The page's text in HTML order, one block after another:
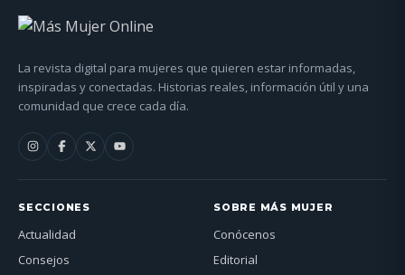
La revista digital para mujeres que quieren estar informadas,
inspiradas y conectadas. Historias reales, información útil y una
comunidad que crece cada día.
SECCIONES
Actualidad
Consejos
SOBRE MÁS MUJER
Conócenos
Editorial